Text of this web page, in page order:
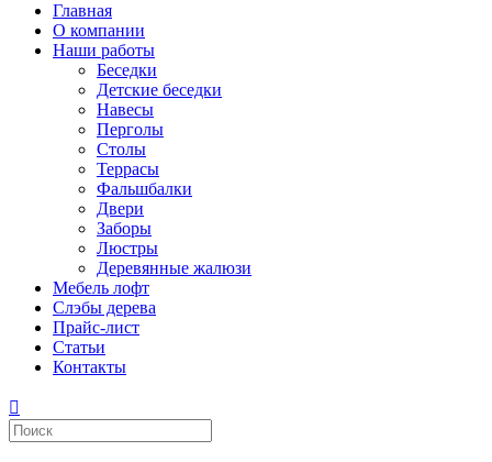
Главная
О компании
Наши работы
Беседки
Детские беседки
Навесы
Перголы
Столы
Террасы
Фальшбалки
Двери
Заборы
Люстры
Деревянные жалюзи
Мебель лофт
Слэбы дерева
Прайс-лист
Статьи
Контакты